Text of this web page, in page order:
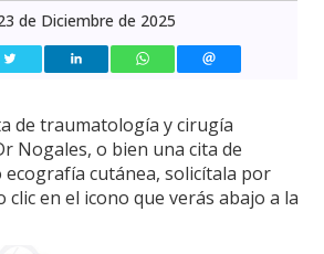
de Diciembre de 2025
de traumatología y cirugía
Nogales, o bien una cita de
ecografía cutánea, solicítala por
en el icono que verás abajo a la